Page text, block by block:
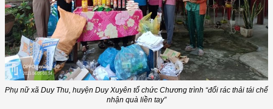
Phụ nữ xã Duy Thu, huyện Duy Xuyên tổ chức Chương trình “đổi rác thải tái chế
nhận quà liền tay”